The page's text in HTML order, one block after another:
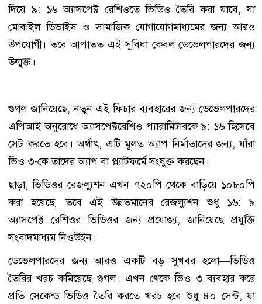
দিয়ে ৯: ১৬ অ্যাসপেক্ট রেশিওতে ভিডিও তৈরি করা যাবে, যা
মোবাইল ডিভাইস ও সামাজিক যোগাযোগমাধ্যমের জন্য আরও
উপযোগী। তবে আপাতত এই সুবিধা কেবল ডেভেলপারদের জন্য
উন্মুক্ত।
গুগল জানিয়েছে, নতুন এই ফিচার ব্যবহারের জন্য ডেভেলপারদের
এপিআই অনুরোধে অ্যাসপেক্টরেশিও প্যারামিটারকে ৯: ১৬ হিসেবে
সেট করতে হবে। অর্থাৎ, এটি মূলত অ্যাপ নির্মাতাদের জন্য, যাঁরা
ভিও ৩-কে তাদের অ্যাপ বা প্ল্যাটফর্মে সংযুক্ত করছেন।
ছাড়া, ভিডিওর রেজল্যুশন এখন ৭২০পি থেকে বাড়িয়ে ১০৮০পি
করা হয়েছে—তবে এই উন্নতমানের রেজল্যুশন শুধু ১৬: ৯
অ্যাসপেক্ট রেশিওর ভিডিওর জন্য প্রযোজ্য, জানিয়েছে প্রযুক্তি
সংবাদমাধ্যম নিওউইন।
ডেভেলপারদের জন্য আরও একটি বড় সুখবর হলো—ভিডিও
তৈরির খরচ কমিয়েছে গুগল। এখন থেকে ভিও ৩ ব্যবহার করে
প্রতি সেকেন্ড ভিডিও তৈরি করতে খরচ হবে শুধু ৪০ সেন্ট, যা